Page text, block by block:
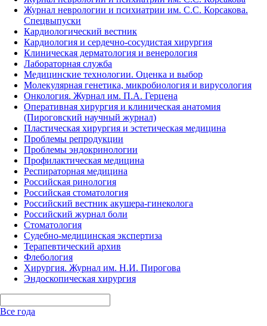
Журнал неврологии и психиатрии им. С.С. Корсакова.
Спецвыпуски
Кардиологический вестник
Кардиология и сердечно-сосудистая хирургия
Клиническая дерматология и венерология
Лабораторная служба
Медицинские технологии. Оценка и выбор
Молекулярная генетика, микробиология и вирусология
Онкология. Журнал им. П.А. Герцена
Оперативная хирургия и клиническая анатомия
(Пироговский научный журнал)
Пластическая хирургия и эстетическая медицина
Проблемы репродукции
Проблемы эндокринологии
Профилактическая медицина
Респираторная медицина
Российская ринология
Российская стоматология
Российский вестник акушера-гинеколога
Российский журнал боли
Стоматология
Судебно-медицинская экспертиза
Терапевтический архив
Флебология
Хирургия. Журнал им. Н.И. Пирогова
Эндоскопическая хирургия
Все года